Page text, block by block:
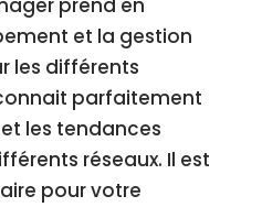
prend en
et la gestion
les différents
parfaitement
les tendances
réseaux. Il est
pour votre